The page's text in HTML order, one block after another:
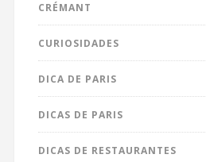
CRÉMANT
CURIOSIDADES
DICA DE PARIS
DICAS DE PARIS
DICAS DE RESTAURANTES